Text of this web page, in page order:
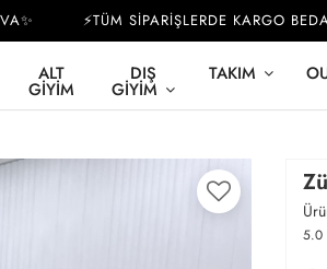
⚡TÜM SİPARİŞLERDE KARGO BEDAVA✨
ALT
GIYIM
DIŞ
GIYIM
TAKIM
5.0